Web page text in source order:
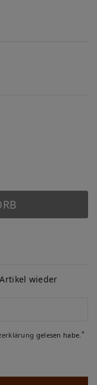
wieder
gelesen habe.*